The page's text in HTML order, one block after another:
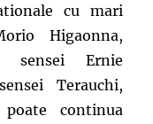
cu mari
Higaonna,
sensei Ernie
Terauchi,
continua